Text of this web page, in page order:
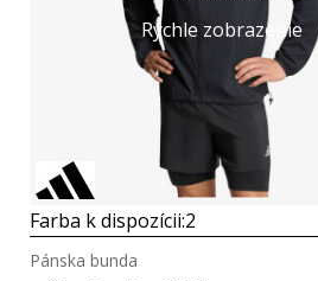
Rýchle zobrazenie
Farba k dispozícii:2
Pánska bunda